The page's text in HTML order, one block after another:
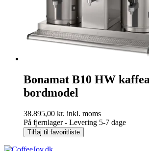
Bonamat B10 HW
bordmodel
38.895,00 kr. inkl. moms
På fjernlager - Levering 5-7 dage
Tilføj til favoritliste